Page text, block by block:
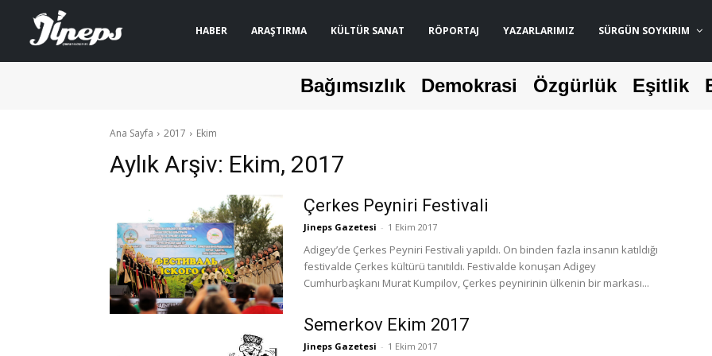
HABER ARAŞTIRMA KÜLTÜR SANAT RÖPORTAJ YAZARLARIMIZ SÜRGÜN SOYKIRIM
Bağımsızlık Demokrasi Özgürlük Eşitlik
Ana Sayfa 2017 Ekim
Aylık Arşiv: Ekim, 2017
Çerkes Peyniri Festivali
Jineps Gazetesi - 1 Ekim 2017
Adigey’de Çerkes Peyniri Festivali yapıldı. On binden fazla insanın katıldığı
festivalde Çerkes kültürü tanıtıldı. Festivalde konuşan Adigey
Cumhurbaşkanı Murat Kumpilov, Çerkes peynirinin ülkenin bir markası...
Semerkov Ekim 2017
Jineps Gazetesi - 1 Ekim 2017